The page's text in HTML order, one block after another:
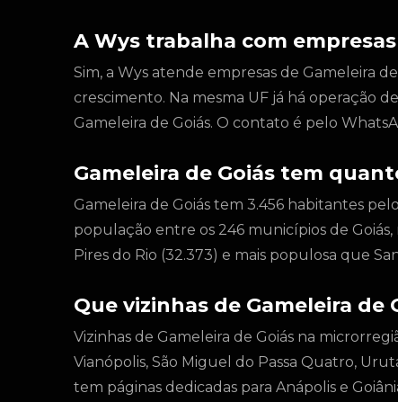
A Wys trabalha com
Sim, a Wys atende empresas de Gameleira
crescimento. Na mesma UF já há operação
Gameleira de Goiás. O contato é pelo
Gameleira de Goiás tem
Gameleira de Goiás tem 3.456 habitantes
população entre os 246 municípios de
Pires do Rio (32.373) e mais populosa que
Que vizinhas de Gameleira de
Vizinhas de Gameleira de Goiás na
Vianópolis, São Miguel do Passa Quatro,
tem páginas dedicadas para Anápolis e